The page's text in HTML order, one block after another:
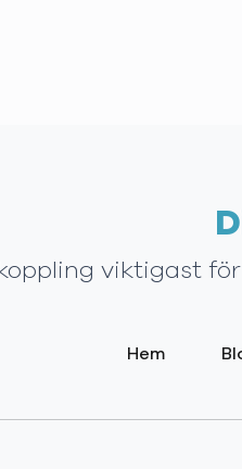
viktigast
Hem